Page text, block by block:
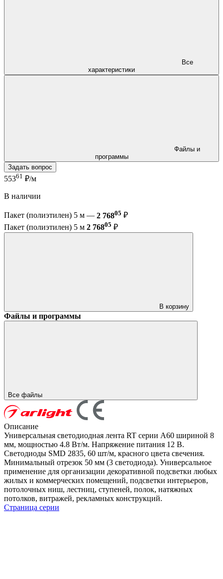
характеристики
программы
Задать вопрос
55361 ₽/м
В наличии
Пакет (полиэтилен) 5 м — 2 76805 ₽
Пакет (полиэтилен) 5 м 2 76805 ₽
В корзину
Файлы и программы
Все файлы
Описание
Универсальная светодиодная лента RT серии A60 шириной 8
мм, мощностью 4.8 Вт/м. Напряжение питания 12 В.
Светодиоды SMD 2835, 60 шт/м, красного цвета свечения.
Минимальный отрезок 50 мм (3 светодиода). Универсальное
применение для организации декоративной подсветки любых
жилых и коммерческих помещений, подсветки интерьеров,
потолочных ниш, лестниц, ступеней, полок, натяжных
потолков, витражей, рекламных конструкций.
Страница серии